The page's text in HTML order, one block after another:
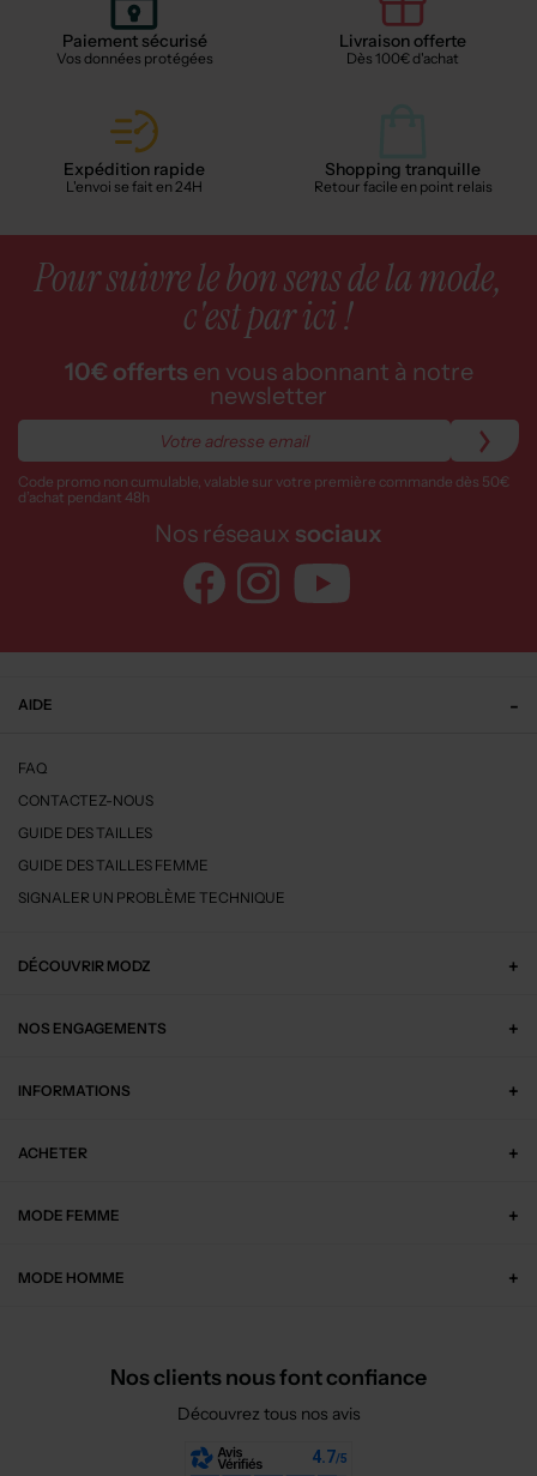
Paiement sécurisé
Vos données protégées
Livraison offerte
Dès 100€ d'achat
Expédition rapide
L'envoi se fait en 24H
Shopping tranquille
Retour facile en point relais
Pour suivre le bon sens de la mode,
c'est par ici !
10€ offerts en vous abonnant à notre
newsletter
Code promo non cumulable, valable sur votre première commande dès 50€
d’achat pendant 48h
Nos réseaux sociaux
AIDE
FAQ
CONTACTEZ-NOUS
GUIDE DES TAILLES
GUIDE DES TAILLES FEMME
SIGNALER UN PROBLÈME TECHNIQUE
DÉCOUVRIR MODZ
NOS ENGAGEMENTS
INFORMATIONS
ACHETER
MODE FEMME
MODE HOMME
Nos clients nous font confiance
Découvrez tous nos avis